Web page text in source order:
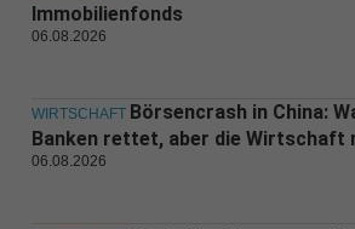
Immobilienfonds
06.08.2026
WIRTSCHAFT Börsencrash in China:
Banken rettet, aber die Wirtschaft
06.08.2026